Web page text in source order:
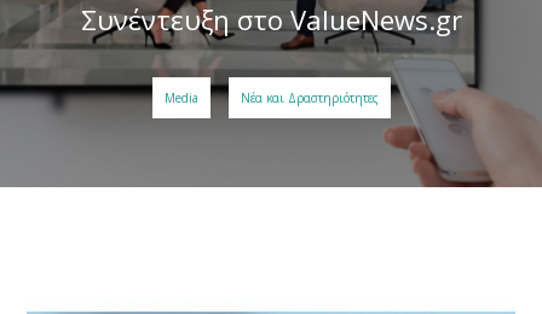
Συνέντευξη στο ValueNews.gr
Media Νέα και Δραστηριότητες